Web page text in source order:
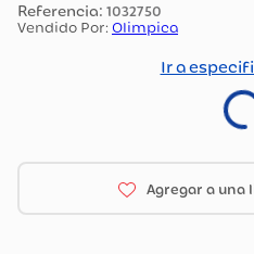
: 1032750
Vendido Por: Olimpica
Ir a